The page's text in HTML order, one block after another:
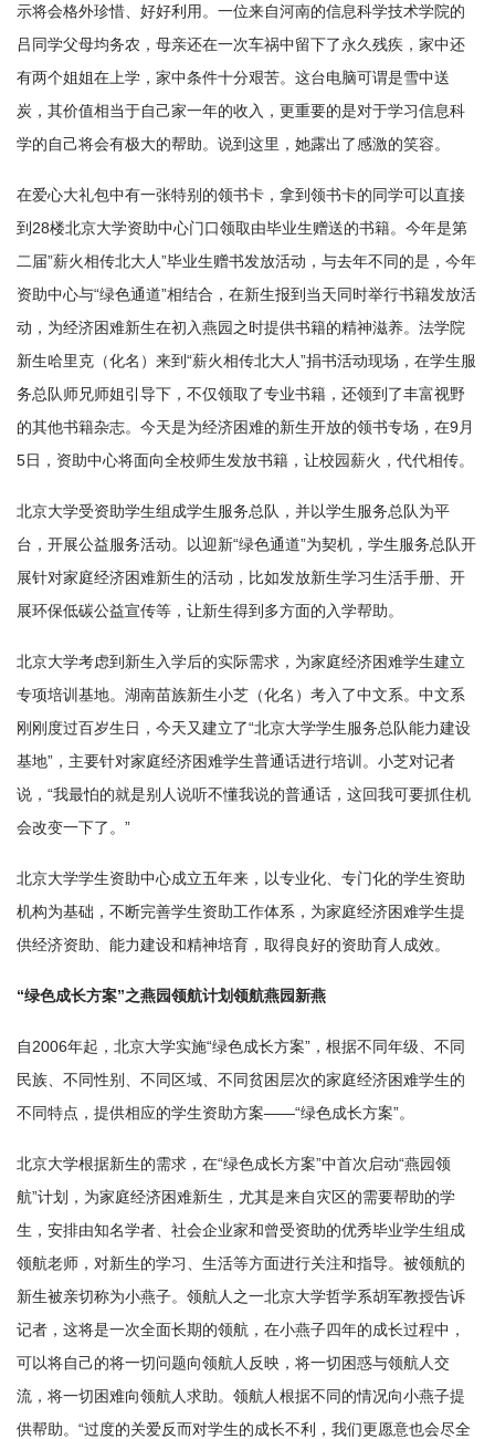
示将会格外珍惜、好好利用。一位来自河南的信息科学技术学院的
吕同学父母均务农，母亲还在一次车祸中留下了永久残疾，家中还
有两个姐姐在上学，家中条件十分艰苦。这台电脑可谓是雪中送
炭，其价值相当于自己家一年的收入，更重要的是对于学习信息科
学的自己将会有极大的帮助。说到这里，她露出了感激的笑容。
在爱心大礼包中有一张特别的领书卡，拿到领书卡的同学可以直接
到28楼北京大学资助中心门口领取由毕业生赠送的书籍。今年是第
二届”薪火相传北大人”毕业生赠书发放活动，与去年不同的是，今年
资助中心与“绿色通道”相结合，在新生报到当天同时举行书籍发放活
动，为经济困难新生在初入燕园之时提供书籍的精神滋养。法学院
新生哈里克（化名）来到“薪火相传北大人”捐书活动现场，在学生服
务总队师兄师姐引导下，不仅领取了专业书籍，还领到了丰富视野
的其他书籍杂志。今天是为经济困难的新生开放的领书专场，在9月
5日，资助中心将面向全校师生发放书籍，让校园薪火，代代相传。
北京大学受资助学生组成学生服务总队，并以学生服务总队为平
台，开展公益服务活动。以迎新“绿色通道”为契机，学生服务总队开
展针对家庭经济困难新生的活动，比如发放新生学习生活手册、开
展环保低碳公益宣传等，让新生得到多方面的入学帮助。
北京大学考虑到新生入学后的实际需求，为家庭经济困难学生建立
专项培训基地。湖南苗族新生小芝（化名）考入了中文系。中文系
刚刚度过百岁生日，今天又建立了“北京大学学生服务总队能力建设
基地”，主要针对家庭经济困难学生普通话进行培训。小芝对记者
说，“我最怕的就是别人说听不懂我说的普通话，这回我可要抓住机
会改变一下了。”
北京大学学生资助中心成立五年来，以专业化、专门化的学生资助
机构为基础，不断完善学生资助工作体系，为家庭经济困难学生提
供经济资助、能力建设和精神培育，取得良好的资助育人成效。
“绿色成长方案”之燕园领航计划领航燕园新燕
自2006年起，北京大学实施“绿色成长方案”，根据不同年级、不同
民族、不同性别、不同区域、不同贫困层次的家庭经济困难学生的
不同特点，提供相应的学生资助方案——“绿色成长方案”。
北京大学根据新生的需求，在“绿色成长方案”中首次启动“燕园领
航”计划，为家庭经济困难新生，尤其是来自灾区的需要帮助的学
生，安排由知名学者、社会企业家和曾受资助的优秀毕业学生组成
领航老师，对新生的学习、生活等方面进行关注和指导。被领航的
新生被亲切称为小燕子。领航人之一北京大学哲学系胡军教授告诉
记者，这将是一次全面长期的领航，在小燕子四年的成长过程中，
可以将自己的将一切问题向领航人反映，将一切困惑与领航人交
流，将一切困难向领航人求助。领航人根据不同的情况向小燕子提
供帮助。“过度的关爱反而对学生的成长不利，我们更愿意也会尽全